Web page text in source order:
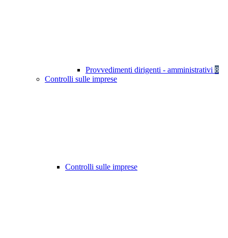
Provvedimenti dirigenti - amministrativi 8
Controlli sulle imprese
Controlli sulle imprese